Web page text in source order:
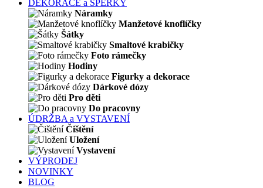
DEKORACE a ŠPERKY
Náramky
Manžetové knoflíčky
Šátky
Smaltové krabičky
Foto rámečky
Hodiny
Figurky a dekorace
Dárkové dózy
Pro děti
Do pracovny
ÚDRŽBA a VYSTAVENÍ
Čištění
Uložení
Vystavení
VÝPRODEJ
NOVINKY
BLOG